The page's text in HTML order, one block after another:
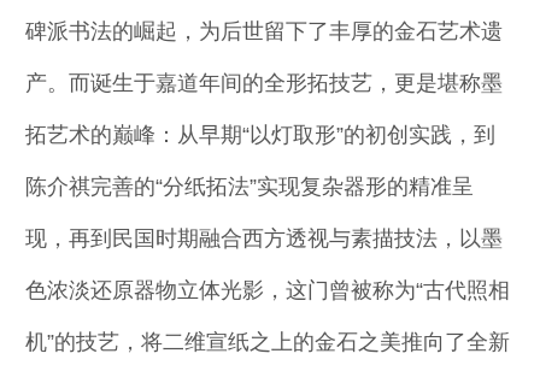
碑派书法的崛起，为后世留下了丰厚的金石艺术遗
产。而诞生于嘉道年间的全形拓技艺，更是堪称墨
拓艺术的巅峰：从早期“以灯取形”的初创实践，到
陈介祺完善的“分纸拓法”实现复杂器形的精准呈
现，再到民国时期融合西方透视与素描技法，以墨
色浓淡还原器物立体光影，这门曾被称为“古代照相
机”的技艺，将二维宣纸之上的金石之美推向了全新